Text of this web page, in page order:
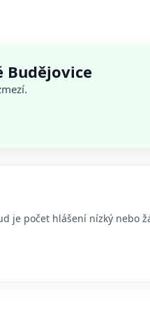
Budějovice
je počet hlášení nízký nebo